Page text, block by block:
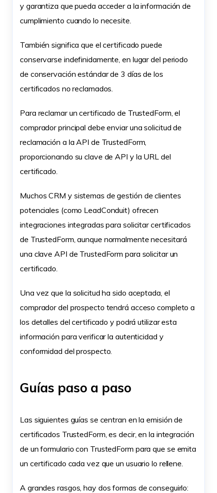
y garantiza que pueda acceder a la información de
cumplimiento cuando lo necesite.
También significa que el certificado puede
conservarse indefinidamente, en lugar del periodo
de conservación estándar de 3 días de los
certificados no reclamados.
Para reclamar un certificado de TrustedForm, el
comprador principal debe enviar una solicitud de
reclamación a la API de TrustedForm,
proporcionando su clave de API y la URL del
certificado.
Muchos CRM y sistemas de gestión de clientes
potenciales (como LeadConduit) ofrecen
integraciones integradas para solicitar certificados
de TrustedForm, aunque normalmente necesitará
una clave API de TrustedForm para solicitar un
certificado.
Una vez que la solicitud ha sido aceptada, el
comprador del prospecto tendrá acceso completo a
los detalles del certificado y podrá utilizar esta
información para verificar la autenticidad y
conformidad del prospecto.
Guías paso a paso
Las siguientes guías se centran en la emisión de
certificados TrustedForm, es decir, en la integración
de un formulario con TrustedForm para que se emita
un certificado cada vez que un usuario lo rellene.
A grandes rasgos, hay dos formas de conseguirlo: